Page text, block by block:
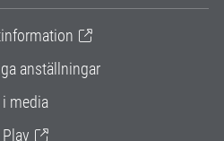
anställningar
i media
Play